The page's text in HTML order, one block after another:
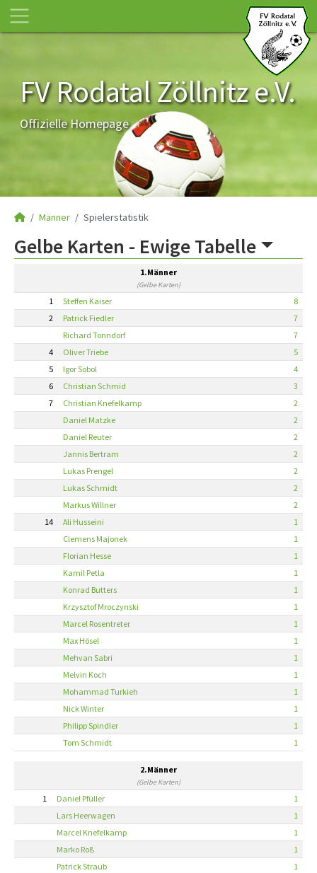
FV Rodatal Zöllnitz e.V.
Offizielle Homepage
Männer Spielerstatistik
Gelbe Karten - Ewige Tabelle
1.Männer
(Gelbe Karten)
1 Steffen Kaiser
8
2
Patrick Fiedler
7
Richard Tonndorf
7
4
Oliver Triebe
5
5
Igor Sobol
4
6
Christian Schmid
3
7
Christian Knefelkamp
2
Daniel Matzke
2
Daniel Reuter
2
Jannis Bertram
2
Lukas Prengel
2
Lukas Schmidt
2
Markus Willner
2
14
Ali Husseini
1
Clemens Majonek
1
Florian Hesse
1
Kamil Petla
1
Konrad Butters
1
Krzysztof Mroczynski
1
Marcel Rosentreter
1
Max Hösel
1
Mehvan Sabri
1
Melvin Koch
1
Mohammad Turkieh
1
Nick Winter
1
Philipp Spindler
1
Tom Schmidt
1
2.Männer
(Gelbe Karten)
1 Daniel Pfüller
1
Lars Heerwagen
1
Marcel Knefelkamp
1
Marko Roß
1
Patrick Straub
1